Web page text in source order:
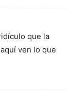
que la
ven lo que